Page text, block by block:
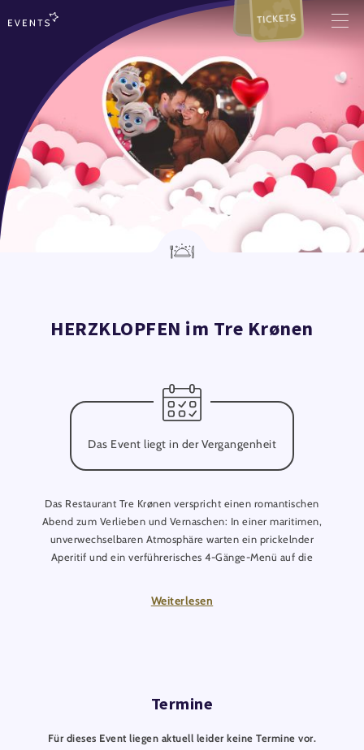
TICKETS
HERZKLOPFEN im Tre Krønen
Das Event liegt in der Vergangenheit
Das Restaurant Tre Krønen verspricht einen romantischen
Abend zum Verlieben und Vernaschen: In einer maritimen,
unverwechselbaren Atmosphäre warten ein prickelnder
Aperitif und ein verführerisches 4-Gänge-Menü auf die
Espresso runden das wundervolle Angebot ab. Darüber hinaus
Weiterlesen
Termine
Für dieses Event liegen aktuell leider keine Termine vor.